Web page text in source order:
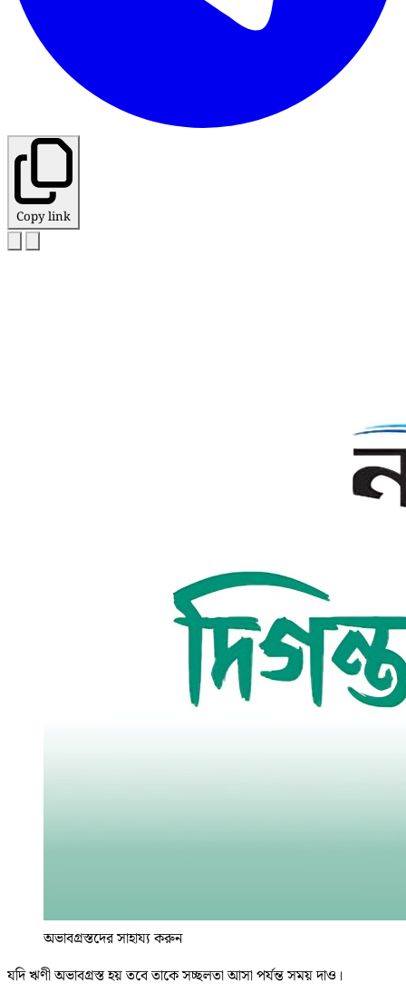
Copy link
অভাবগ্রস্তদের সাহায্য করুন
যদি ঋণী অভাবগ্রস্ত হয় তবে তাকে সচ্ছলতা আসা পর্যন্ত সময় দাও।